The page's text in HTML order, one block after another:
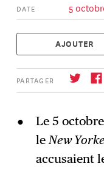
DATE 5
AJOUTER
PARTAGER
→ S'abonner
Le 5
leNew
accusaient